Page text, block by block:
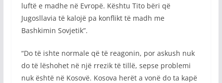
luftë e madhe në Evropë. Kështu Tito bëri që
Jugosllavia të kalojë pa konflikt të madh me
Bashkimin Sovjetik”.
“Do të ishte normale që të reagonin, por askush nuk
do të lëshohet në një rrezik të tillë, sepse problemi
nuk është në Kosovë. Kosova herët a vonë do ta kapë